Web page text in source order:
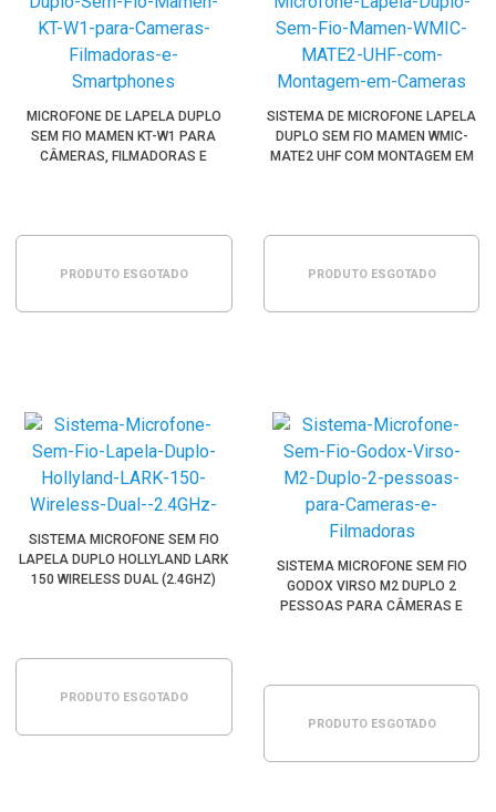
MICROFONE DE LAPELA DUPLO
SEM FIO MAMEN KT-W1 PARA
CÂMERAS, FILMADORAS E
PRODUTO ESGOTADO
SISTEMA DE MICROFONE LAPELA
DUPLO SEM FIO MAMEN WMIC-
MATE2 UHF COM MONTAGEM EM
PRODUTO ESGOTADO
SISTEMA MICROFONE SEM FIO
LAPELA DUPLO HOLLYLAND LARK
150 WIRELESS DUAL (2.4GHZ)
PRODUTO ESGOTADO
SISTEMA MICROFONE SEM FIO
GODOX VIRSO M2 DUPLO 2
PESSOAS PARA CÂMERAS E
PRODUTO ESGOTADO